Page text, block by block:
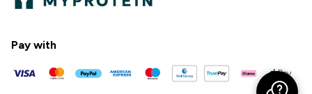
Pay with